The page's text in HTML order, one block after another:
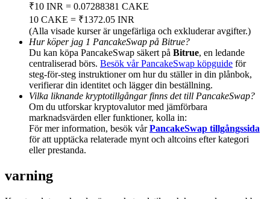
Deposit & Trade BTC to Share 25000 USDT prize pool!
Deposit CASHCAT & Win
Share 500000 CASHCAT prize pool
Exclusive for BitMart Users
Register & Trade to Win 500,000 USDT
₹10 INR = 0.07288381 CAKE
10 CAKE = ₹1372.05 INR
(Alla visade kurser är ungefärliga och exkluderar avgifter.)
Hur köper jag 1 PancakeSwap på Bitrue?
Du kan köpa PancakeSwap säkert på Bitrue, en ledande
centraliserad börs. Besök vår PancakeSwap köpguide för
steg-för-steg instruktioner om hur du ställer in din plånbok,
verifierar din identitet och lägger din beställning.
Vilka liknande kryptotillgångar finns det till PancakeSwap?
Om du utforskar kryptovalutor med jämförbara
marknadsvärden eller funktioner, kolla in:
För mer information, besök vårPancakeSwap tillgångssida
för att upptäcka relaterade mynt och altcoins efter kategori
eller prestanda.
varning